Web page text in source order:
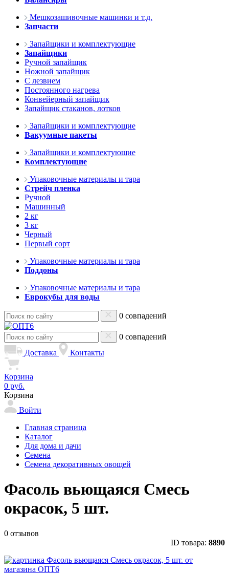
Мешкозашивочные машинки и т.д.
Запчасти
Запайщики и комплектующие
Запайщики
Ручной запайщик
Ножной запайщик
С лезвием
Постоянного нагрева
Конвейерный запайщик
Запайщик стаканов, лотков
Запайщики и комплектующие
Вакуумные пакеты
Запайщики и комплектующие
Комплектующие
Упаковочные материалы и тара
Стрейч пленка
Ручной
Машинный
2 кг
3 кг
Черный
Первый сорт
Упаковочные материалы и тара
Поддоны
Упаковочные материалы и тара
Еврокубы для воды
0 совпадений
0 совпадений
Доставка
Контакты
Корзина
0 руб.
Корзина
Войти
Главная страница
Каталог
Для дома и дачи
Семена
Семена декоративных овощей
Фасоль вьющаяся Смесь
окрасок, 5 шт.
0 отзывов
ID товара: 8890